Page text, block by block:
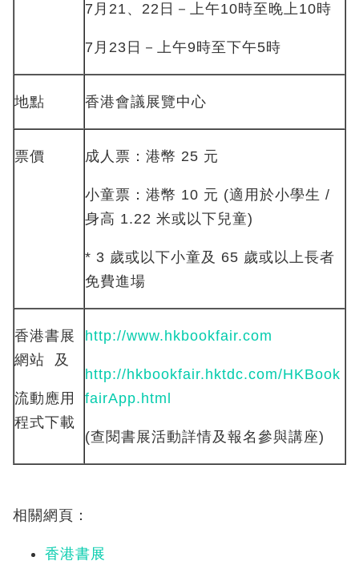
7月21、22日－上午10時至晚上10時
7月23日－上午9時至下午5時
地點 香港會議展覽中心
票價 成人票：港幣 25 元
小童票：港幣 10 元 (適用於小學生 /
身高 1.22 米或以下兒童)
* 3 歲或以下小童及 65 歲或以上長者
免費進場
香港書展
網站 及
流動應用
程式下載
http://www.hkbookfair.com
http://hkbookfair.hktdc.com/HKBook
fairApp.html
(查閱書展活動詳情及報名參與講座)
相關網頁：
香港書展